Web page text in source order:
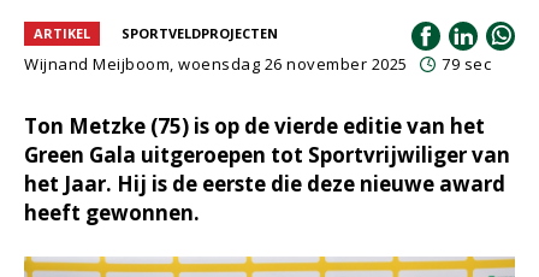
ARTIKEL SPORTVELDPROJECTEN
Wijnand Meijboom, woensdag 26 november 2025 79 sec
Ton Metzke (75) is op de vierde editie van het
Green Gala uitgeroepen tot Sportvrijwiliger van
het Jaar. Hij is de eerste die deze nieuwe award
heeft gewonnen.